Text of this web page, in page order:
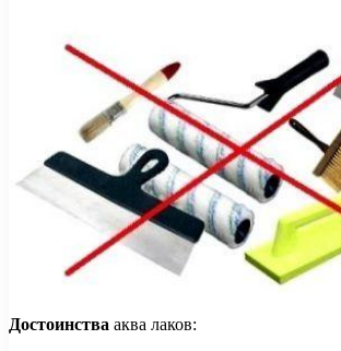
Достоинства аква лаков: